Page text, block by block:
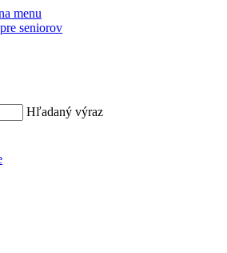
menu
seniorov
Hľadaný výraz